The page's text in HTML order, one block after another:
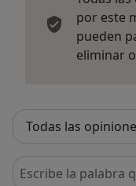
por este
pueden
eliminar
Busca en opiniones